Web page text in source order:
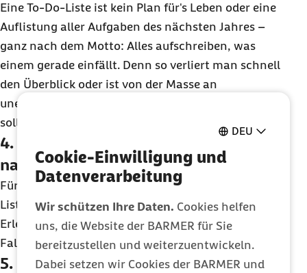
DEU
Cookie-Einwilligung und
Datenverarbeitung
Wir schützen Ihre Daten. Cookies helfen
uns, die Website der BARMER für Sie
bereitzustellen und weiterzuentwickeln.
Dabei setzen wir Cookies der BARMER und
Eine To-Do-Liste ist kein Plan für's Leben oder eine
Auflistung aller Aufgaben des nächsten Jahres –
ganz nach dem Motto: Alles aufschreiben, was
einem gerade einfällt. Denn so verliert man schnell
den Überblick oder ist von der Masse an
unerledigten Aufgaben ganz erschlagen. Die Liste
sollte kurz und knapp sein.
4. Sortieren Sie die To-Do-Listen
nach Themen
Für jeden Lebensbereich sollte man eine eigene
Liste eröffnen: Arbeit, persönliche Ziele, Einkäufe,
Erledigungen, Packliste für den Urlaub. Auf keinen
Fall private und berufliche Dinge vermischen.
5. Setzen Sie Prioritäten